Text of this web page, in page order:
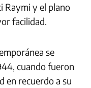
Raymi y el plano
facilidad.
se
cuando fueron
en recuerdo a su